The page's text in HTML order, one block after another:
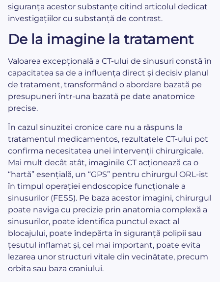
siguranța acestor substanțe citind articolul dedicat
investigațiilor cu substanță de contrast.
De la imagine la tratament
Valoarea excepțională a CT-ului de sinusuri constă în
capacitatea sa de a influența direct și decisiv planul
de tratament, transformând o abordare bazată pe
presupuneri într-una bazată pe date anatomice
precise.
În cazul sinuzitei cronice care nu a răspuns la
tratamentul medicamentos, rezultatele CT-ului pot
confirma necesitatea unei intervenții chirurgicale.
Mai mult decât atât, imaginile CT acționează ca o
“hartă” esențială, un “GPS” pentru chirurgul ORL-ist
în timpul operației endoscopice funcționale a
sinusurilor (FESS). Pe baza acestor imagini, chirurgul
poate naviga cu precizie prin anatomia complexă a
sinusurilor, poate identifica punctul exact al
blocajului, poate îndepărta în siguranță polipii sau
țesutul inflamat și, cel mai important, poate evita
lezarea unor structuri vitale din vecinătate, precum
orbita sau baza craniului.